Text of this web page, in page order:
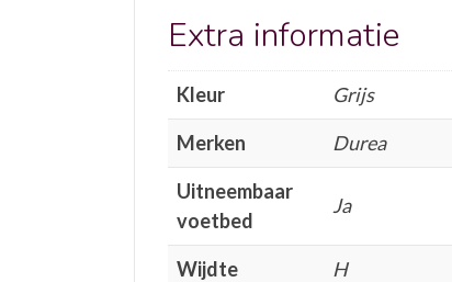
Extra informatie
Kleur
Grijs
Merken
Durea
Uitneembaar
voetbed
Ja
Wijdte
H